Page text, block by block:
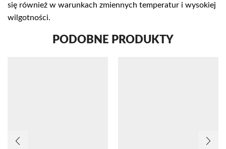
się również w warunkach zmiennych temperatur i wysokiej
wilgotności.
PODOBNE PRODUKTY